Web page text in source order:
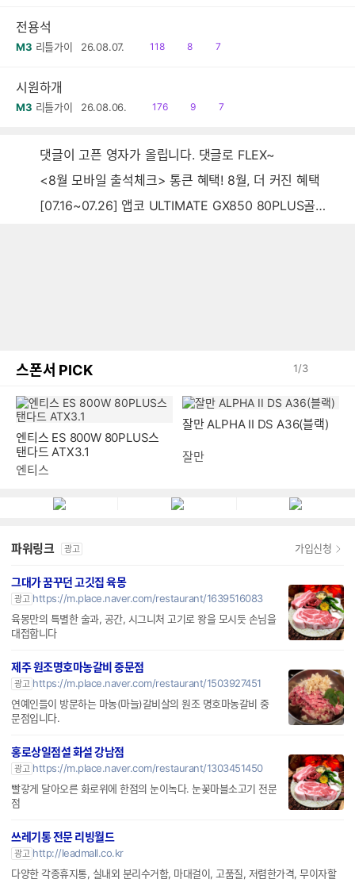
전용석
M3 리틀가이 26.08.07.
읽
118
공
8
댓
7
시원하개
M3 리틀가이 26.08.06.
읽
176
공
9
댓
7
댓글이 고픈 영자가 올립니다. 댓글로 FLEX~
<8월 모바일 출석체크> 통큰 혜택! 8월, 더 커진 혜택
[07.16~07.26] 앱코 ULTIMATE GX850 80PLUS골드 풀모듈러 ATX3.0 블랙
스폰서 PICK 1/3
엔티스 ES 800W 80PLUS스
탠다드 ATX3.1
엔티스
잘만 ALPHA II DS A36(블랙)
잘만
파워링크 광고 가입신청
그대가 꿈꾸던 고깃집 육몽
광고 https://m.place.naver.com/restaurant/1639516083
육몽만의 특별한 술과, 공간, 시그니처 고기로 왕을 모시듯 손님을
대접합니다
제주 원조명호마농갈비 중문점
광고 https://m.place.naver.com/restaurant/1503927451
연예인들이 방문하는 마농(마늘)갈비살의 원조 명호마농갈비 중
문점입니다.
홍로상일점설 화설 강남점
광고 https://m.place.naver.com/restaurant/1303451450
빨갛게 달아오른 화로위에 한점의 눈이녹다. 눈꽃마블소고기 전문
점
쓰레기통 전문 리빙월드
광고 http://leadmall.co.kr
다양한 각종휴지통, 실내외 분리수거함, 마대걸이, 고품질, 저렴한가격, 무이자할